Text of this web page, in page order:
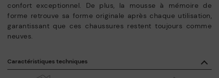
confort exceptionnel. De plus, la mousse à mémoire de
forme retrouve sa forme originale après chaque utilisation,
garantissant que ces chaussures restent toujours comme
neuves.
Caractéristiques techniques